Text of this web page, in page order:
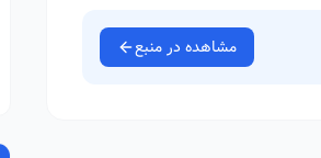
مشاهده در منبع